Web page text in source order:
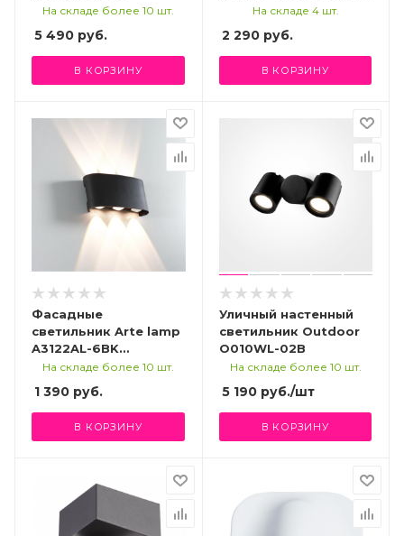
УЛИЧНЫЙ
На складе более 10 шт.
5 490 руб.
В КОРЗИНУ
СВЕТИЛЬНИК
На складе 4 шт.
2 290руб.
В КОРЗИНУ
Фасадные
светильник Arte lamp
A3122AL-6BK
УЛИЧНЫЙ
На складе более 10 шт.
1 390 руб.
В КОРЗИНУ
Уличный настенный
светильник Outdoor
O010WL-02B
На складе более 10 шт.
5 190руб./шт
В КОРЗИНУ